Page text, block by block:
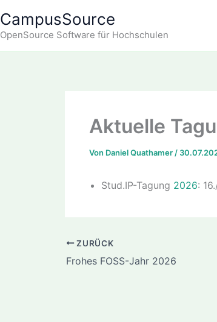
CampusSource
OpenSource Software für Hochschulen
Aktuelle
Von Daniel Quathamer /
Stud.IP-Tagung 2026:
ZURÜCK
Frohes FOSS-Jahr 2026